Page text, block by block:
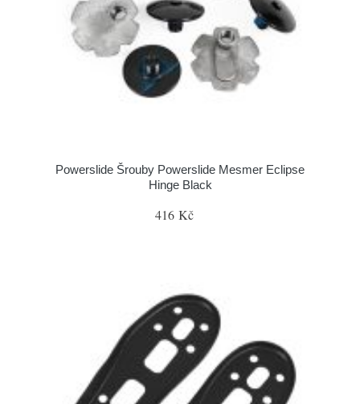
Powerslide Šrouby Powerslide Mesmer Eclipse
Hinge Black
416 Kč